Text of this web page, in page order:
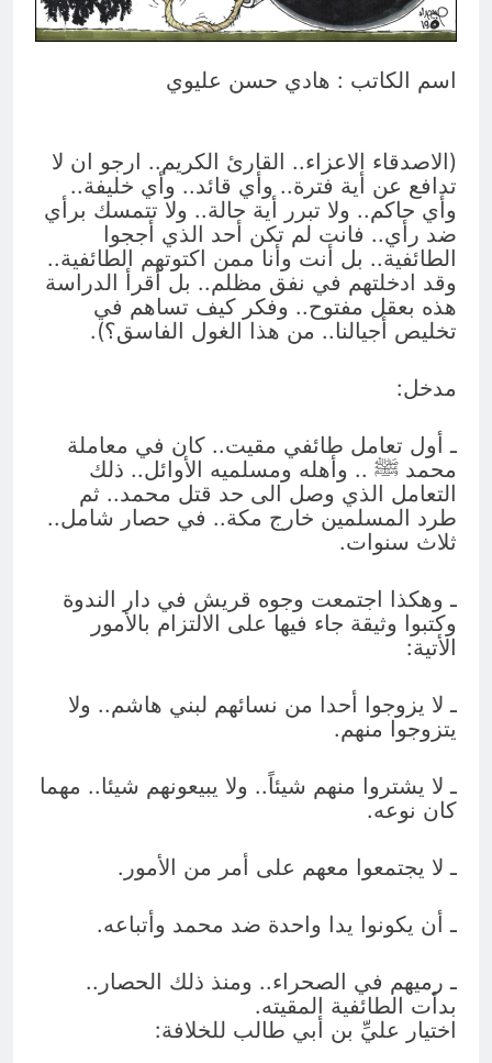
الكراهية ثياب الثقافة
اسم الكاتب : هادي حسن عليوي
(الاصدقاء الاعزاء.. القارئ الكريم.. ارجو ان لا
تدافع عن أية فترة.. وأي قائد.. وأي خليفة..
وأي حاكم.. ولا تبرر أية حالة.. ولا تتمسك برأي
ضد رأي.. فانت لم تكن أحد الذي أججوا
الطائفية.. بل أنت وأنا ممن اكتوتهم الطائفية..
وقد ادخلتهم في نفق مظلم.. بل أقرأ الدراسة
هذه بعقل مفتوح.. وفكر كيف تساهم في
تخليص أجيالنا.. من هذا الغول الفاسق؟).
مدخل:
ـ أول تعامل طائفي مقيت.. كان في معاملة
محمد ﷺ .. وأهله ومسلميه الأوائل.. ذلك
التعامل الذي وصل الى حد قتل محمد.. ثم
طرد المسلمين خارج مكة.. في حصار شامل..
ثلاث سنوات.
ـ وهكذا اجتمعت وجوه قريش في دار الندوة
وكتبوا وثيقة جاء فيها على الالتزام بالأمور
الأتية:
ـ لا يزوجوا أحدا من نسائهم لبني هاشم.. ولا
يتزوجوا منهم.
ـ لا يشتروا منهم شيئاً.. ولا يبيعونهم شيئا.. مهما
كان نوعه.
ـ لا يجتمعوا معهم على أمر من الأمور.
ـ أن يكونوا يدا واحدة ضد محمد وأتباعه.
ـ رميهم في الصحراء.. ومنذ ذلك الحصار..
بدأت الطائفية المقيته.
اختيار عليِّ بن أبي طالب للخلافة: